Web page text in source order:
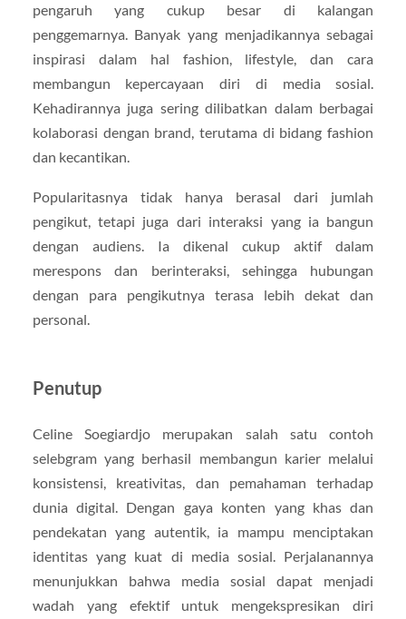
pengaruh yang cukup besar di kalangan
penggemarnya. Banyak yang menjadikannya sebagai
inspirasi dalam hal fashion, lifestyle, dan cara
membangun kepercayaan diri di media sosial.
Kehadirannya juga sering dilibatkan dalam berbagai
kolaborasi dengan brand, terutama di bidang fashion
dan kecantikan.
Popularitasnya tidak hanya berasal dari jumlah
pengikut, tetapi juga dari interaksi yang ia bangun
dengan audiens. Ia dikenal cukup aktif dalam
merespons dan berinteraksi, sehingga hubungan
dengan para pengikutnya terasa lebih dekat dan
personal.
Penutup
Celine Soegiardjo merupakan salah satu contoh
selebgram yang berhasil membangun karier melalui
konsistensi, kreativitas, dan pemahaman terhadap
dunia digital. Dengan gaya konten yang khas dan
pendekatan yang autentik, ia mampu menciptakan
identitas yang kuat di media sosial. Perjalanannya
menunjukkan bahwa media sosial dapat menjadi
wadah yang efektif untuk mengekspresikan diri